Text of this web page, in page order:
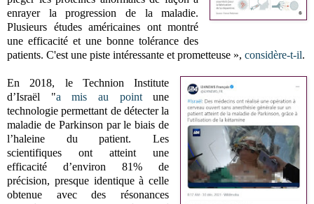
enrayer la progression de la maladie.
Plusieurs études américaines ont montré
une efficacité et une bonne tolérance des
patients. C'est une piste intéressante et prometteuse », considère-t-il.
En 2018, le Technion Institute
d’Israël "a mis au pointune
technologie permettant de détecter la
maladie de Parkinson par le biais de
l’haleine du patient.Les
scientifiques ont atteint une
efficacité d’environ 81% de
précision, presque identique à celle
obtenue avec des résonances